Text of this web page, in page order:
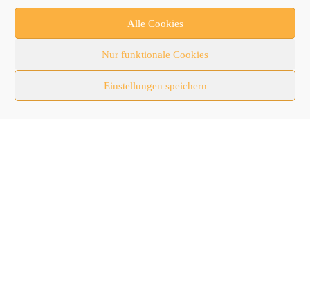
Alle Cookies
Nur funktionale Cookies
Einstellungen speichern
Nutzfahrzeuge
RATL 2025 | RecyclingAKTIV & TiefbauLIVE